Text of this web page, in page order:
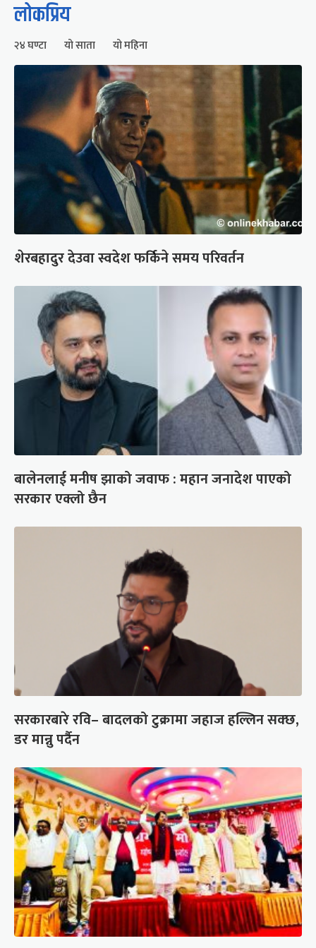
लोकप्रिय
२४ घण्टा यो साता यो महिना
शेरबहादुर देउवा स्वदेश फर्किने समय परिवर्तन
बालेनलाई मनीष झाको जवाफ : महान जनादेश पाएको
सरकार एक्लो छैन
सरकारबारे रवि– बादलको टुक्रामा जहाज हल्लिन सक्छ,
डर मान्नु पर्दैन